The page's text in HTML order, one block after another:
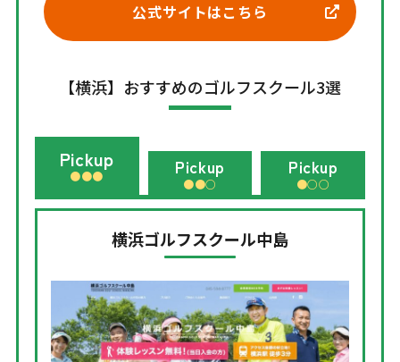
公式サイトはこちら
【横浜】おすすめのゴルフスクール3選
Pickup
●●● Pickup
●●○
Pickup
●○○
横浜ゴルフスクール中島